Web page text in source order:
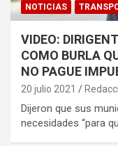
NOTICIAS
VIDEO:
COMO BURLA
NO PAGUE
20 julio 2021
Dijeron que sus
necesidades “para